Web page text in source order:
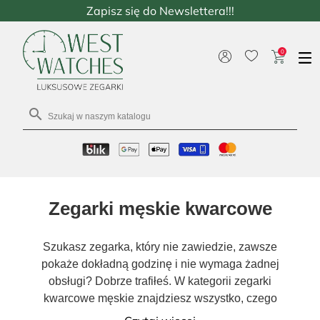

0
Zapisz się do Newslettera!!!
Zegarki męskie kwarcowe
Szukasz zegarka, który nie zawiedzie, zawsze
pokaże dokładną godzinę i nie wymaga żadnej
obsługi? Dobrze trafiłeś. W kategorii zegarki
kwarcowe męskie znajdziesz wszystko, czego
potrzebujesz – od klasycznych modeli po